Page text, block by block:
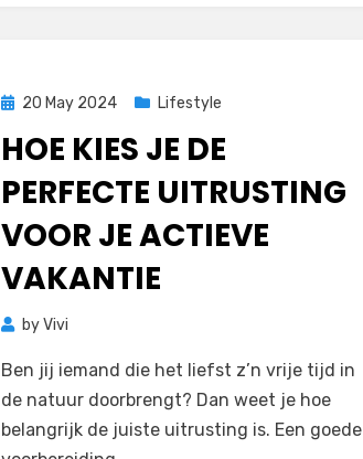
Posted
20 May 2024 Lifestyle
HOE KIES JE DE
PERFECTE UITRUSTING
VOOR JE ACTIEVE
VAKANTIE
byVivi
Ben jij iemand die het liefst z’n vrije tijd in
de natuur doorbrengt? Dan weet je hoe
belangrijk de juiste uitrusting is. Een goede